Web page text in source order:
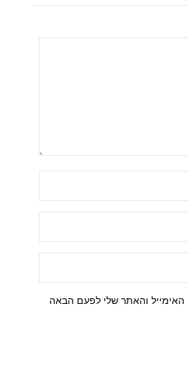
והאתר שלי לפעם הבאה